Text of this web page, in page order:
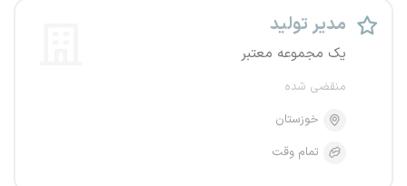
مدیر تولید
یک مجموعه معتبر
منقضی شده
خوزستان
تمام وقت